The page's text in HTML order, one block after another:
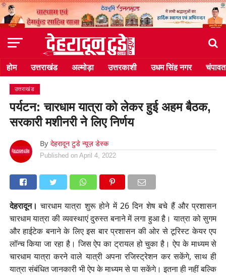
होम उत्तराखंड अल्मोड़ा उत्तरकाशी उधम सिंह नगर चंपावत
उत्तराखंड
पर्यटन: चारधाम यात्रा को लेकर हुई अहम बैठक,
सरकारी मशीनरी ने लिए निर्णय
By देहरादून टुडे न्यूज़ डेस्क
Published on April 4, 2022
देहरादून। चारधाम यात्रा शुरू होने में 26 दिन शेष बचे हैं और प्रशासन
चारधाम यात्रा की व्यवस्थाएं दुरुस्त बनाने में लगा हुआ है। यात्रा को सुगम
और हाईटेक बनाने के लिए इस बार प्रशासन की ओर से टूरिस्ट केयर एप
लॉन्च किया जा रहा है। जिस ऐप का ट्रायल हो चुका है। ऐप के माध्यम से
चारधाम यात्रा करने वाले यात्री अपना रजिस्ट्रेशन कर सकेंगे, साथ ही
यात्रा संबंधित जानकारी भी ऐप के माध्यम से पा सकेंगे। इतना ही नहीं बल्कि